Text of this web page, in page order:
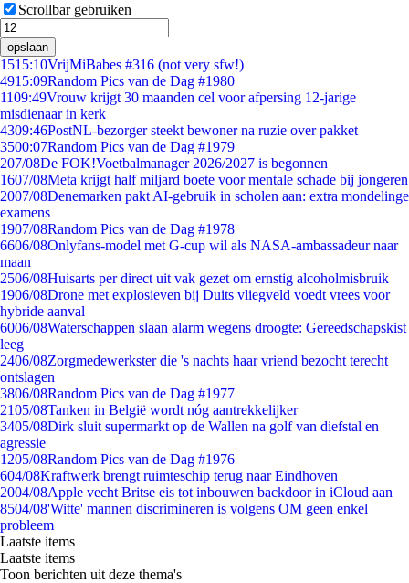
Scrollbar gebruiken
opslaan
1515:10VrijMiBabes #316 (not very sfw!)
4915:09Random Pics van de Dag #1980
1109:49Vrouw krijgt 30 maanden cel voor afpersing 12-jarige
misdienaar in kerk
4309:46PostNL-bezorger steekt bewoner na ruzie over pakket
3500:07Random Pics van de Dag #1979
207/08De FOK!Voetbalmanager 2026/2027 is begonnen
1607/08Meta krijgt half miljard boete voor mentale schade bij jongeren
2007/08Denemarken pakt AI-gebruik in scholen aan: extra mondelinge
examens
1907/08Random Pics van de Dag #1978
6606/08Onlyfans-model met G-cup wil als NASA-ambassadeur naar
maan
2506/08Huisarts per direct uit vak gezet om ernstig alcoholmisbruik
1906/08Drone met explosieven bij Duits vliegveld voedt vrees voor
hybride aanval
6006/08Waterschappen slaan alarm wegens droogte: Gereedschapskist
leeg
2406/08Zorgmedewerkster die 's nachts haar vriend bezocht terecht
ontslagen
3806/08Random Pics van de Dag #1977
2105/08Tanken in België wordt nóg aantrekkelijker
3405/08Dirk sluit supermarkt op de Wallen na golf van diefstal en
agressie
1205/08Random Pics van de Dag #1976
604/08Kraftwerk brengt ruimteschip terug naar Eindhoven
2004/08Apple vecht Britse eis tot inbouwen backdoor in iCloud aan
8504/08'Witte' mannen discrimineren is volgens OM geen enkel
probleem
Laatste items
Laatste items
Toon berichten uit deze thema's